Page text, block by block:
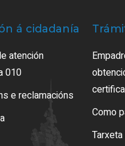
á cidadanía
atención
010
e reclamacións
Como